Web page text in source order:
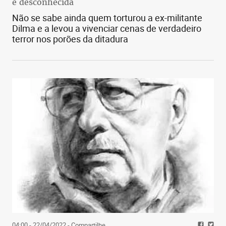
proximidade entre poemas de Kurt Schwitters e os
dele. Ele próprio se considerava parte do “grupo de
Viena” e do “grupo de Stuttgart”, de inspiração
concretista.
Não se sabe ainda quem torturou a ex-militante
Dilma e a levou a vivenciar cenas de verdadeiro
terror nos porões da ditadura